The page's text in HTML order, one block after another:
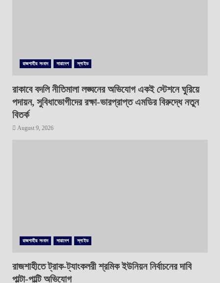
রাজশাহীর সংবাদ সারাদেশ স্লাইড
রাকাবে বদলি নীতিমালা লঙ্ঘনের অভিযোগ একই স্টেশনে ঘুরিয়ে
পদায়ন, সুবিধাভোগীদের রক্ষা-ভারপ্রাপ্ত এমডির বিরুদ্ধে নতুন
বিতর্ক
August 9, 2026
রাজশাহীর সংবাদ সারাদেশ স্লাইড
রাজশাহীতে ট্রাক-ট্যাংকলরী শ্রমিক ইউনিয়ন নির্বাচনের দাবি
পাল্টা-পাল্টি অভিযোগ